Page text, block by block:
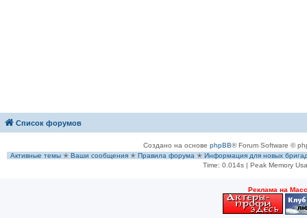
Список форумов
Создано на основе phpBB® Forum Software ©
Активные темы ✭ Ваши сообщения ✭ Правила форума ✭ Информация для новых
Time: 0.014s | Peak Memory
Рeклама на